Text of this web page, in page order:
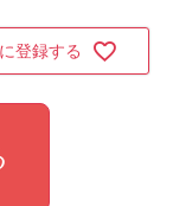
登録する